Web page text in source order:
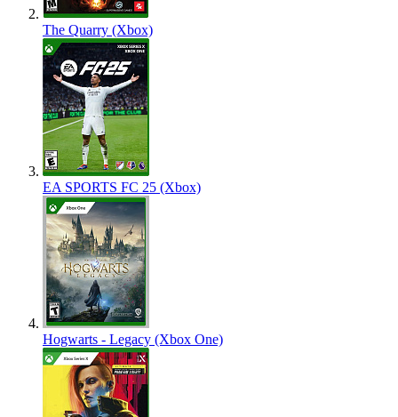
The Quarry (Xbox)
EA SPORTS FC 25 (Xbox)
Hogwarts - Legacy (Xbox One)